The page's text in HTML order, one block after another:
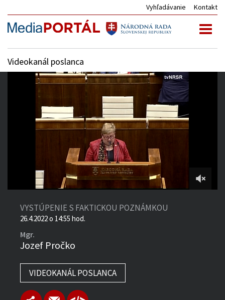
Vyhľadávanie Kontakt
Videokanál poslanca
6:06:05
VYSTÚPENIE S FAKTICKOU POZNÁMKOU
26.4.2022 o 14:55 hod.
Mgr.
Jozef Pročko
VIDEOKANÁL POSLANCA